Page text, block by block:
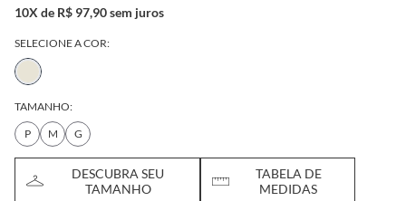
10X de R$ 97,90 sem juros
SELECIONE A COR:
TAMANHO:
P
M G
DESCUBRA SEU
TAMANHO
TABELA DE
MEDIDAS